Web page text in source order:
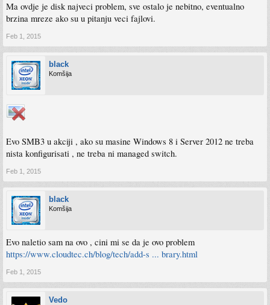
Ma ovdje je disk najveci problem, sve ostalo je nebitno, eventualno
brzina mreze ako su u pitanju veci fajlovi.
Feb 1, 2015
black
Komšija
Evo SMB3 u akciji , ako su masine Windows 8 i Server 2012 ne treba
nista konfigurisati , ne treba ni managed switch.
Feb 1, 2015
black
Komšija
Evo naletio sam na ovo , cini mi se da je ovo problem
https://www.cloudtec.ch/blog/tech/add-s ... brary.html
Feb 1, 2015
Vedo